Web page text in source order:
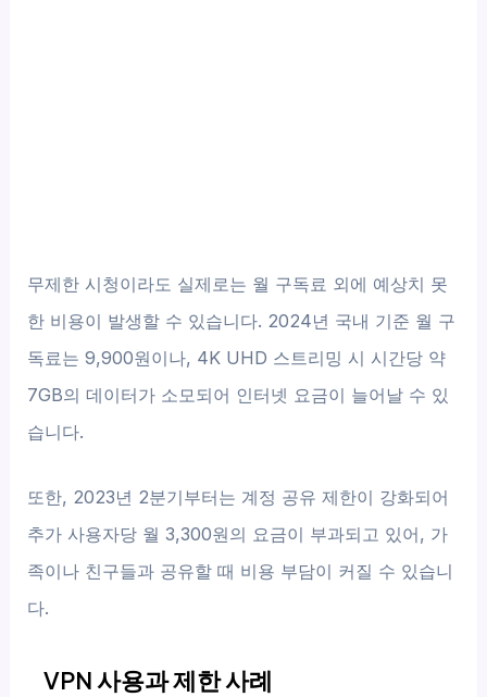
무제한 시청이라도 실제로는 월 구독료 외에 예상치 못
한 비용이 발생할 수 있습니다. 2024년 국내 기준 월 구
독료는 9,900원이나, 4K UHD 스트리밍 시 시간당 약
7GB의 데이터가 소모되어 인터넷 요금이 늘어날 수 있
습니다.
또한, 2023년 2분기부터는 계정 공유 제한이 강화되어
추가 사용자당 월 3,300원의 요금이 부과되고 있어, 가
족이나 친구들과 공유할 때 비용 부담이 커질 수 있습니
다.
VPN 사용과 제한 사례